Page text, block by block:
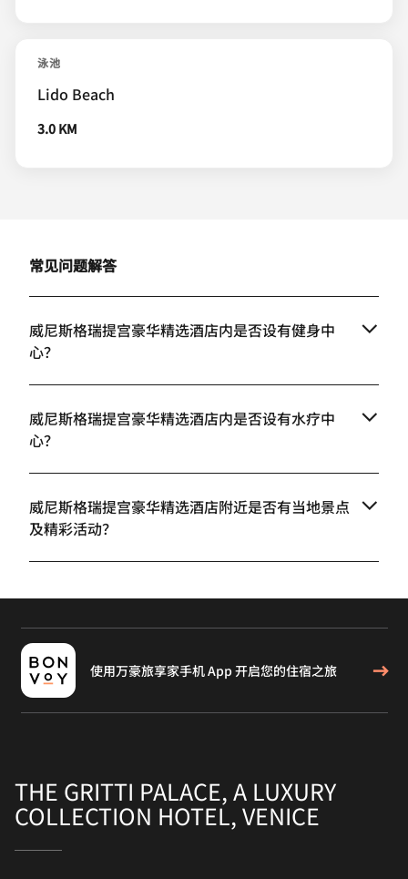
泳池
Lido Beach
3.0 KM
常见问题解答
威尼斯格瑞提宫豪华精选酒店内是否设有健身中
心？
威尼斯格瑞提宫豪华精选酒店内是否设有水疗中
心？
威尼斯格瑞提宫豪华精选酒店附近是否有当地景点
及精彩活动？
使用万豪旅享家手机 App 开启您的住宿之旅
THE GRITTI PALACE, A LUXURY
COLLECTION HOTEL, VENICE